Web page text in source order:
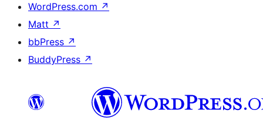
WordPress.com ↗
Matt ↗
bbPress ↗
BuddyPress ↗